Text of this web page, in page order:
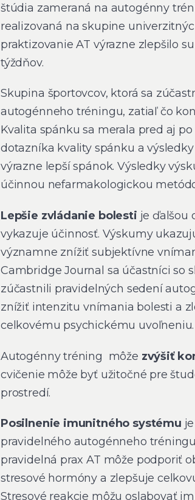
štúdia zameraná na autogénny
realizovaná na skupine
praktizovanie AT výrazne zlepšilo
týždňov.
Skupina športovcov, ktorá sa
autogénneho tréningu, zatiaľ čo
Kvalita spánku sa merala pred aj
dotazníka kvality spánku a
výrazne lepší spánok. Výsledky
účinnou nefarmakologickou
Lepšie zvládanie bolesti je ďalšou
vykazuje účinnosť. Výskumy
významne znížiť subjektívne
Cambridge Journal sa účastníci so
zúčastnili pravidelných sedení
znížiť intenzitu vnímania bolesti a
celkovému psychickému uvoľneniu.
Autogénny tréning môže zvýšiť
cvičenie môže byť užitočné pre
prostredí.
Posilnenie imunitného systému
pravidelného autogénneho
pravidelná prax AT môže podporiť
stresové hormóny a zlepšuje
Stresové reakcie môžu oslabovať